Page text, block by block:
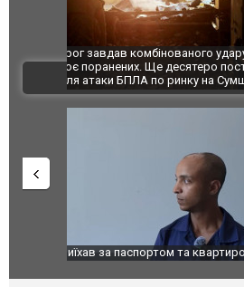
За 2000 кілометрів від
Єкатеринбурзі після атаки
склад Wildberries. ФОТО. ВІДЕО
ВІДЕО
Одесу накрила потужна злива